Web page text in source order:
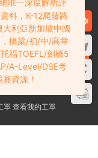
/學科競賽資料！
單 查看我的工單
唯一深度解析評
料，K-12爬藤路
利亞新加坡中國
橋梁/初/中/高章
福TOEFL/劍橋5
A-Level/DSE考
資源！